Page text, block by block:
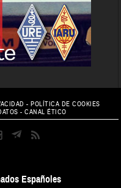
-POLÍTICA DE COOKIES
-CANAL ÉTICO
Españoles